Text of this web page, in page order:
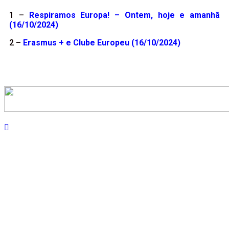
1 – Respiramos Europa! – Ontem, hoje e amanhã
(16/10/2024)
2 – Erasmus + e Clube Europeu (16/10/2024)